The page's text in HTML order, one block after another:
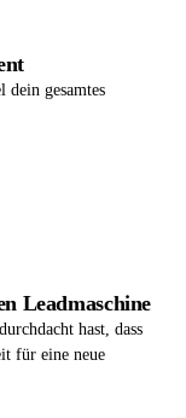
dein gesamtes
Leadmaschine
hast, dass
für eine neue